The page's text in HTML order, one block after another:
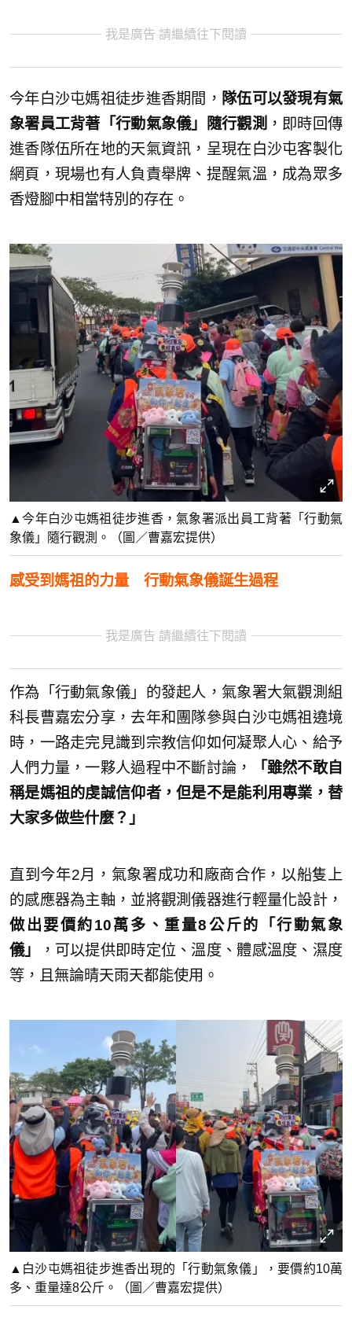
我是廣告 請繼續往下閱讀
今年白沙屯媽祖徒步進香期間， 隊伍可以發現有氣
象署員工背著「行動氣象儀」隨行觀測 ，即時回傳
進香隊伍所在地的天氣資訊，呈現在白沙屯客製化
網頁，現場也有人負責舉牌、提醒氣溫，成為眾多
香燈腳中相當特別的存在。
▲今年白沙屯媽祖徒步進香，氣象署派出員工背著「行動氣
象儀」隨行觀測。（圖／曹嘉宏提供）
感受到媽祖的力量 行動氣象儀誕生過程
我是廣告 請繼續往下閱讀
作為「行動氣象儀」的發起人，氣象署大氣觀測組
科長曹嘉宏分享，去年和團隊參與白沙屯媽祖遶境
時，一路走完見識到宗教信仰如何凝聚人心、給予
人們力量，一夥人過程中不斷討論，
「雖然不敢自
稱是媽祖的虔誠信仰者，但是不是能利用專業，替
大家多做些什麼？」
直到今年2月，氣象署成功和廠商合作，以船隻上
的感應器為主軸，並將觀測儀器進行輕量化設計，
做出要價約10萬多、重量8公斤的「行動氣象
儀」
，可以提供即時定位、溫度、體感溫度、濕度
等，且無論晴天雨天都能使用。
▲白沙屯媽祖徒步進香出現的「行動氣象儀」，要價約10萬
多、重量達8公斤。（圖／曹嘉宏提供）